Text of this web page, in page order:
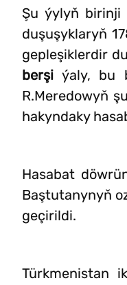
Şu ýylyň birinji
duşuşyklaryň
gepleşiklerdir
berşi ýaly, bu
R.Meredowyň
hakyndaky
Hasabat
Baştutanynyň
geçirildi.
Türkmenistan